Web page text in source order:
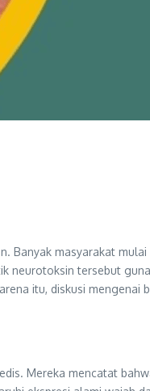
Banyak masyarakat
neurotoksin tersebut
itu, diskusi mengenai
Mereka mencatat